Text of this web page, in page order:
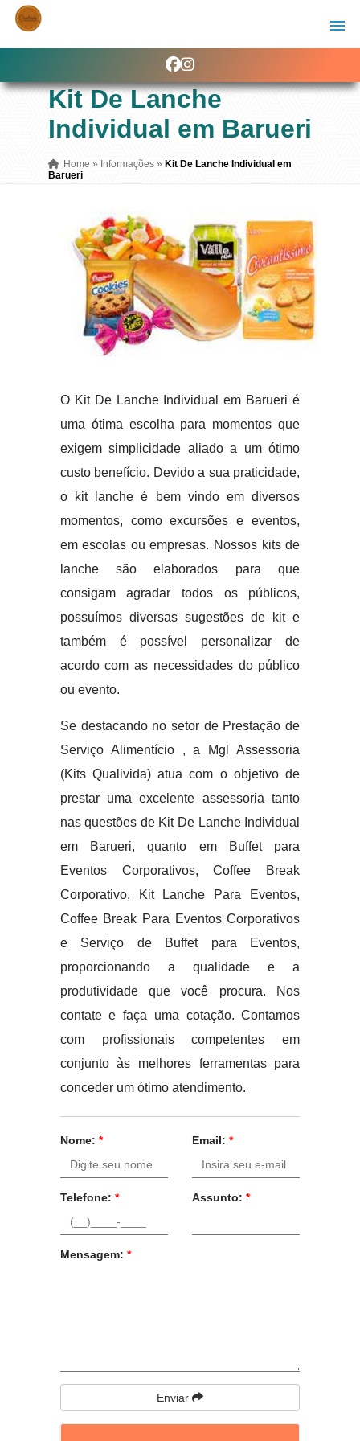
Kit De Lanche
Individual em Barueri
Home » Informações » Kit De Lanche Individual em
Barueri
O Kit De Lanche Individual em Barueri é
uma ótima escolha para momentos que
exigem simplicidade aliado a um ótimo
custo benefício. Devido a sua praticidade,
o kit lanche é bem vindo em diversos
momentos, como excursões e eventos,
em escolas ou empresas. Nossos kits de
lanche são elaborados para que
consigam agradar todos os públicos,
possuímos diversas sugestões de kit e
também é possível personalizar de
acordo com as necessidades do público
ou evento.
Se destacando no setor de Prestação de
Serviço Alimentício , a Mgl Assessoria
(Kits Qualivida) atua com o objetivo de
prestar uma excelente assessoria tanto
nas questões de Kit De Lanche Individual
em Barueri, quanto em Buffet para
Eventos Corporativos, Coffee Break
Corporativo, Kit Lanche Para Eventos,
Coffee Break Para Eventos Corporativos
e Serviço de Buffet para Eventos,
proporcionando a qualidade e a
produtividade que você procura. Nos
contate e faça uma cotação. Contamos
com profissionais competentes em
conjunto às melhores ferramentas para
conceder um ótimo atendimento.
Nome: * Email: *
Telefone: * Assunto: *
Mensagem: *
Enviar